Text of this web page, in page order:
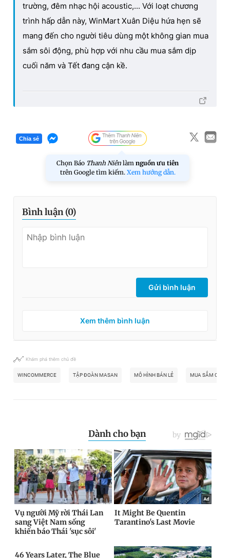
trường, đêm nhạc hội acoustic,... Với loạt chương
trình hấp dẫn này, WinMart Xuân Diệu hứa hẹn sẽ
mang đến cho người tiêu dùng một không gian mua
sắm sôi động, phù hợp với nhu cầu mua sắm dịp
cuối năm và Tết đang cận kề.
Chia sẻ
Chọn Báo Thanh Niên làm nguồn ưu tiên
trên Google tìm kiếm. Xem hướng dẫn.
Bình luận (0)
Gửi bình luận
Xem thêm bình luận
Khám phá thêm chủ đề
WINCOMMERCE TẬP ĐOÀN MASAN MÔ HÌNH BÁN LẺ MUA SẮM CUỐI